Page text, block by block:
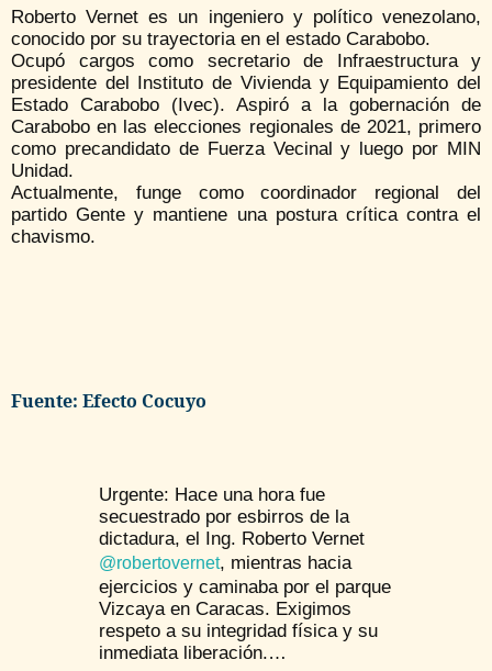
Roberto Vernet es un ingeniero y político venezolano,
conocido por su trayectoria en el estado Carabobo.
Ocupó cargos como secretario de Infraestructura y
presidente del Instituto de Vivienda y Equipamiento del
Estado Carabobo (Ivec). Aspiró a la gobernación de
Carabobo en las elecciones regionales de 2021, primero
como precandidato de Fuerza Vecinal y luego por MIN
Unidad.
Actualmente, funge como coordinador regional del
partido Gente y mantiene una postura crítica contra el
chavismo.
Fuente: Efecto Cocuyo
Urgente: Hace una hora fue
secuestrado por esbirros de la
dictadura, el Ing. Roberto Vernet
@robertovernet, mientras hacia
ejercicios y caminaba por el parque
Vizcaya en Caracas. Exigimos
respeto a su integridad física y su
inmediata liberación.…